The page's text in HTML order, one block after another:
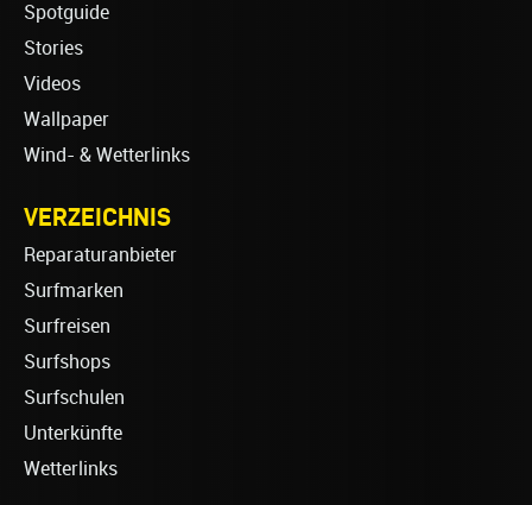
Spotguide
Stories
Videos
Wallpaper
Wind- & Wetterlinks
VERZEICHNIS
Reparaturanbieter
Surfmarken
Surfreisen
Surfshops
Surfschulen
Unterkünfte
Wetterlinks